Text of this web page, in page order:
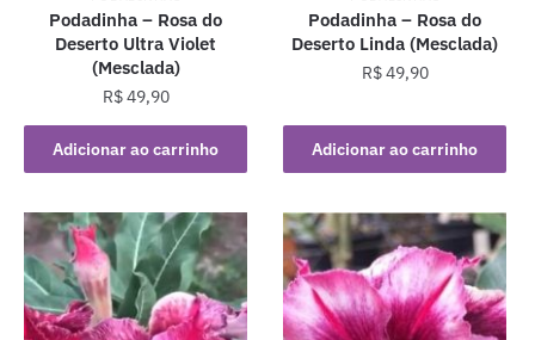
Podadinha – Rosa do
Deserto Ultra Violet
(Mesclada)
R$49,90
Adicionar ao carrinho
Podadinha – Rosa do
Deserto Linda (Mesclada)
R$49,90
Adicionar ao carrinho